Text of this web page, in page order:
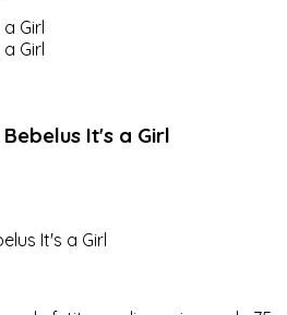
It's a Girl
It's a Girl